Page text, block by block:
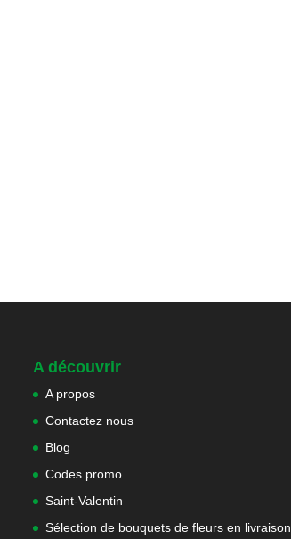
A découvrir
A propos
Contactez nous
Blog
Codes promo
Saint-Valentin
Sélection de bouquets de fleurs en livraison